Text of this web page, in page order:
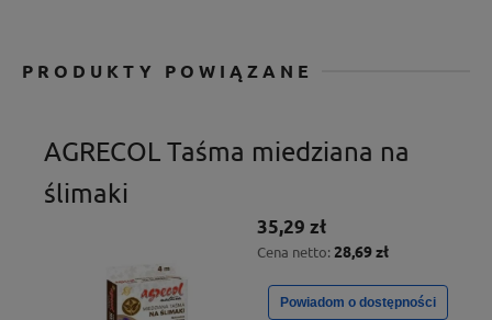
PRODUKTY POWIĄZANE
AGRECOL Taśma miedziana na
ślimaki
35,29 zł
Cena netto: 28,69 zł
Powiadom o dostępności